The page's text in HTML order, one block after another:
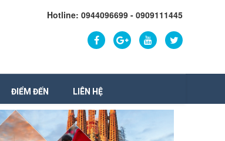
Hotline: 0944096699 - 0909111445
ĐIỂM ĐẾN LIÊN HỆ